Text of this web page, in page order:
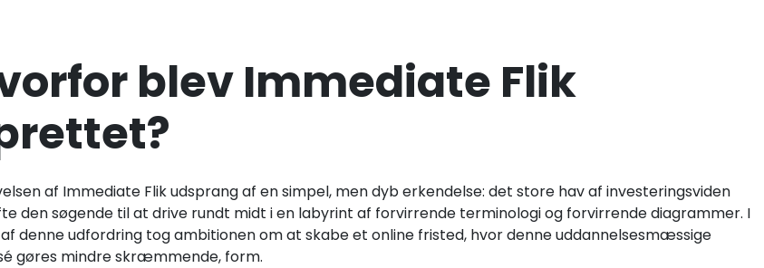
blev Immediate Flik
af Immediate Flik udsprang af en simpel, men dyb erkendelse: det store hav af investeringsviden
den søgende til at drive rundt midt i en labyrint af forvirrende terminologi og forvirrende diagrammer. I
denne udfordring tog ambitionen om at skabe et online fristed, hvor denne uddannelsesmæssige
gøres mindre skræmmende, form.